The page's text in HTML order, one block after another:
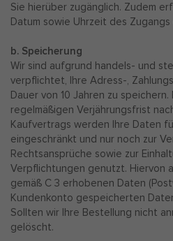
Sie hierüber zugänglich. Zudem
Datum sowie Uhrzeit des
b. Speicherung
Wir sind aufgrund handels- und
verpflichtet, Ihre Adress-,
Dauer von 10 Jahren zu
regelmäßigen Verjährungsfrist
Kaufvertrags werden Ihre Daten
eingeschränkt und nur noch zur
Rechtsansprüche sowie zur
Verpflichtungen genutzt. Hiervon
gemäß C 3 erhobenen Daten
Kundenkonto gespeicherten
Sollten wir Ihre Bestellung nicht
gelöscht.